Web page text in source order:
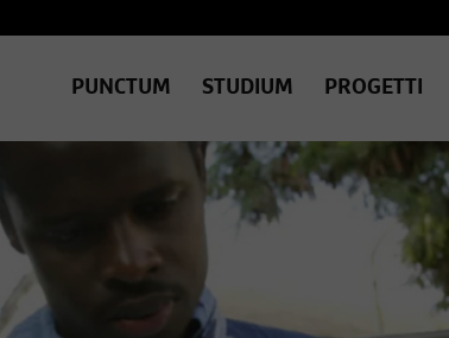
PUNCTUM STUDIUM PROGETTI